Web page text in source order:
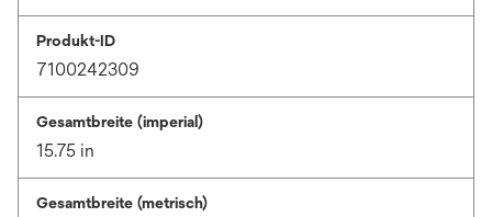
Produkt-ID
7100242309
Gesamtbreite (imperial)
15.75 in
Gesamtbreite (metrisch)